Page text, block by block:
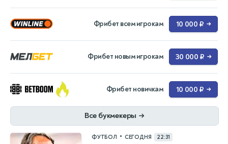
Фрибет всем игрокам 10 000 ₽ →
Фрибет новым игрокам 30 000 ₽ →
Фрибет новичкам 10 000 ₽ →
Все букмекеры →
ФУТБОЛ • СЕГОДНЯ 22:31